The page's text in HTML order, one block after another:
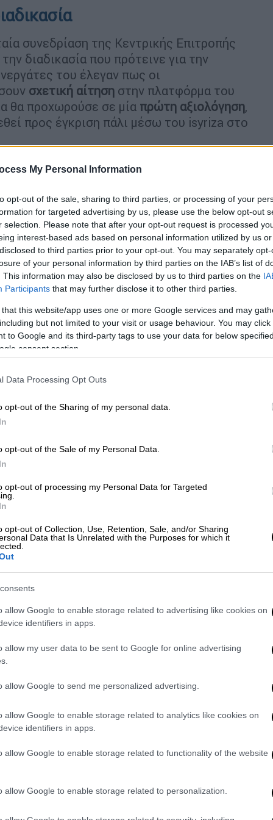
My Personal Information
opt-out of the sale, sharing to third parties, or processing of your
for targeted advertising by us, please use the below opt-out
selection. Please note that after your opt-out request is processed
interest-based ads based on personal information utilized by us
to third parties prior to your opt-out. You may separately
of your personal information by third parties on the IAB’s list of
This information may also be disclosed by us to third parties on the
Participants that may further disclose it to other third parties.
that this website/app uses one or more Google services and may
but not limited to your visit or usage behaviour. You may
to Google and its third-party tags to use your data for below
consent section.
Data Processing Opt Outs
opt-out of the Sharing of my personal data.
opt-out of the Sale of my Personal Data.
opt-out of processing my Personal Data for Targeted
opt-out of Collection, Use, Retention, Sale, and/or Sharing
Data that Is Unrelated with the Purposes for which it
allow Google to enable storage related to advertising like cookies on
identifiers in apps.
allow my user data to be sent to Google for online advertising
allow Google to send me personalized advertising.
allow Google to enable storage related to analytics like cookies on
identifiers in apps.
allow Google to enable storage related to functionality of the website
allow Google to enable storage related to personalization.
συνεδρίαση της Κεντρικής Επιτροπής
την διαδικασία που πρότεινε για την
του έλεγαν πως οι
σχετική αίτηση στην πλατφόρμα του
θα προχωρούσε σε μία πρώτη αξιολόγηση,
προς έγκριση πάλι μέσω του isyriza στο
εδώ και λίγες ημέρες, γεγονός που όμως
έξω από τα κομματικά όρια. Η
κάποιες υποψηφιότητεςκαι θα κληθεί να
εκλογών. Παραμένει άγνωστο
δημοψηφίσματος ή εκλογής ή
ή πανελλαδικό επίπεδο.
θεωρούν πως η διαδικασία είναι
Ο ΘανάσηςΘεοχαρόπουλος, για
υποστηρίξει πως το καταστατικό του
μόνο στην περίπτωση που οι εκλογές
προειδοποιήσει πως είναι πιθανόν να
πολιτικό πρόσημο.
που τελικά επιλεγεί, αρκετοί στην
τελικά θα προκύψει μετά
ομάδες. Οι συσχετισμοί
καθαρά στο προσεχές
έχει μετατεθεί για αργότερα. Εξ
διαβουλεύσεις και για «κυνήγι»
ομάδες εντός του ΣΥΡΙΖΑ.
σπρώξουν »
συγκεκριμένους υποψηφίους
έχουν προβάδισμα για την κατάληψη
πως ο ΣΥΡΙΖΑ, εάν επιβεβαιωθούν οι
ευρωβουλευτές, από έξι που είχε
επανεκλογή
, οι δύο ευρωβουλευτές που έχουν
ξανά υποψήφιοι
. Η μεν πρώτη στήριξε
την προεδρία του ΣΥΡΙΖΑ, στον βαθμό
για τα επινίκια το βράδυ
, η υπόθεση είναι πιο
είχε κληθεί να σχολιάσει τηνπρόταση
για ένταξη των ευρωβουλευτές του
«Αν αυτή η πρόταση έρθει στο
γίνω απλώς ένα μέλος του κόμματος.
ευρωβουλευτής μιας ομάδας την οποία